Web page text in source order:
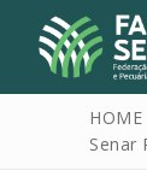
Senar